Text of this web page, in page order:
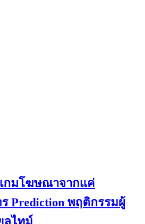
เกมโฆษณาจากแค่
Prediction พฤติกรรมผู้